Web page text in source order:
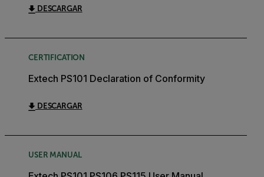
DESCARGAR
CERTIFICATION
Extech PS101 Declaration of Conformity
DESCARGAR
USER MANUAL